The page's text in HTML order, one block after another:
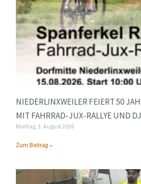
NIEDERLINXWEILER FEIERT 50
MIT FAHRRAD-JUX-RALLYE UND
Montag, 3. August 2026
Zum Beitrag »